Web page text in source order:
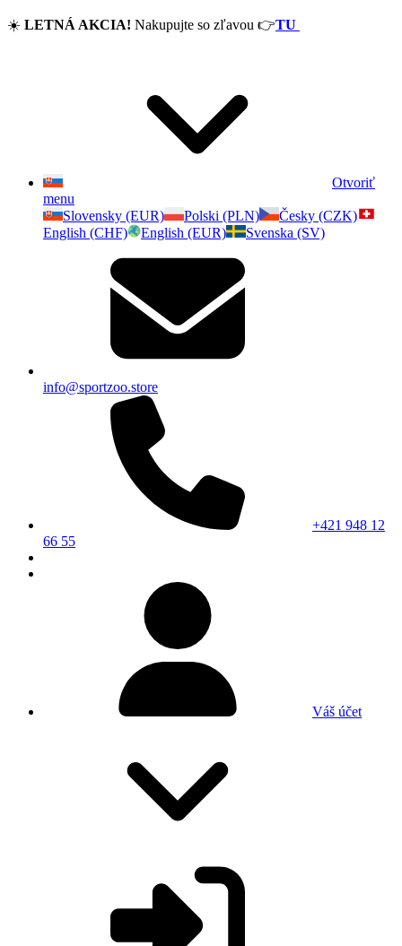
☀️ LETNÁ AKCIA! Nakupujte so zľavou 👉TU
Otvoriť
menu
Slovensky (EUR)
Polski (PLN)
Česky (CZK)
English (CHF)
English (EUR) Svenska (SV)
info@sportzoo.store
+421 948 12
66 55
Váš účet